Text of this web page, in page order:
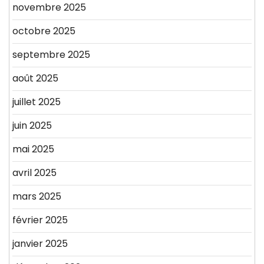
novembre 2025
octobre 2025
septembre 2025
août 2025
juillet 2025
juin 2025
mai 2025
avril 2025
mars 2025
février 2025
janvier 2025